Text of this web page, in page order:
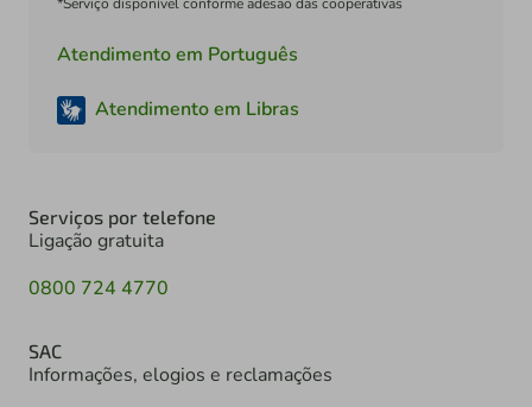
Atendimento em Português
Atendimento em Libras
Serviços por telefone
Ligação gratuita
0800 724 4770
SAC
Informações, elogios e reclamações